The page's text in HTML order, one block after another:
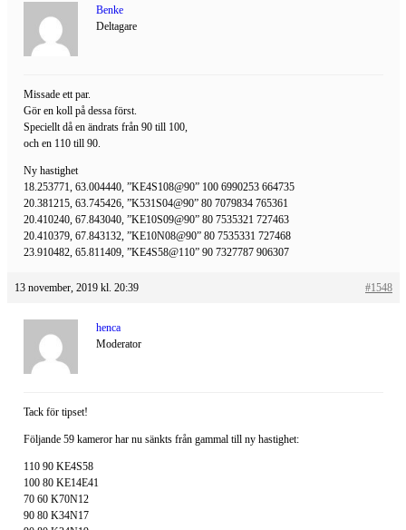
Benke
Deltagare
Missade ett par.
Gör en koll på dessa först.
Speciellt då en ändrats från 90 till 100,
och en 110 till 90.
Ny hastighet
18.253771, 63.004440, ”KE4S108@90” 100 6990253 664735
20.381215, 63.745426, ”K531S04@90” 80 7079834 765361
20.410240, 67.843040, ”KE10S09@90” 80 7535321 727463
20.410379, 67.843132, ”KE10N08@90” 80 7535331 727468
23.910482, 65.811409, ”KE4S58@110” 90 7327787 906307
13 november, 2019 kl. 20:39 #1548
henca
Moderator
Tack för tipset!
Följande 59 kameror har nu sänkts från gammal till ny hastighet:
110 90 KE4S58
100 80 KE14E41
70 60 K70N12
90 80 K34N17